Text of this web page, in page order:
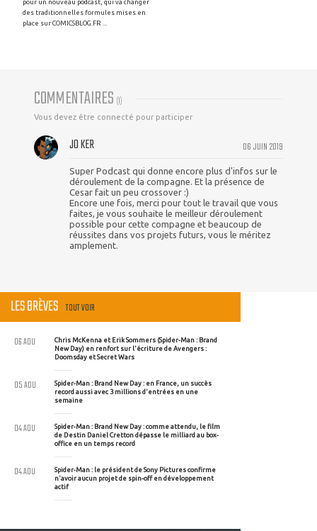
des traditionnelles formules mises en
place sur COMICSBLOG.FR ...
COMMENTAIRES (1)
Vous devez être connecté pour participer
06 JUIN 2019
JO KER
Super Podcast qui donne encore plus d'infos sur le
déroulement de la compagne. Et la présence de
Cesar fait un peu crossover :)
Encore une fois, merci pour tout le travail que vous
faites, je vous souhaite le meilleur déroulement
possible pour cette compagne et beaucoup de
réussites dans vos projets futurs, vous le méritez
amplement.
LES BRÈVES TOUT VOIR
Chris McKenna et Erik Sommers (Spider-Man : Brand
New Day) en renfort sur l'écriture de Avengers :
Doomsday et Secret Wars
06 AOU
Spider-Man : Brand New Day : en France, un succès
record aussi avec 3 millions d'entrées en une
semaine
05 AOU
Spider-Man : Brand New Day : comme attendu, le film
de Destin Daniel Cretton dépasse le milliard au box-
office en un temps record
04 AOU
Spider-Man : le président de Sony Pictures confirme
n'avoir aucun projet de spin-off en développement
actif
04 AOU